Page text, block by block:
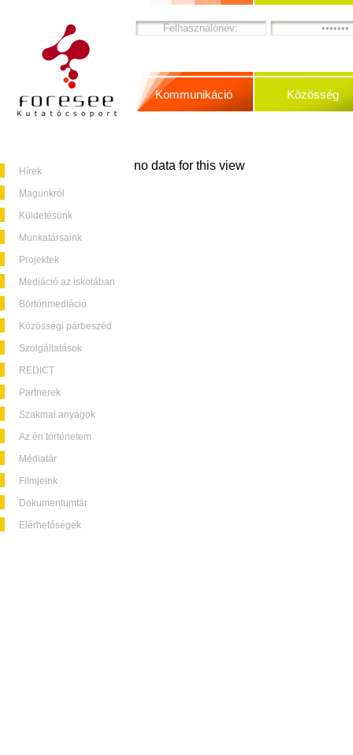
Hírek
Magunkról
Küldetésünk
Munkatársaink
Projektek
Mediáció az iskolában
Börtönmediáció
Közösségi párbeszéd
Szolgáltatások
REDICT
Partnerek
Szakmai anyagok
Az én történetem
Médiatár
Filmjeink
Dokumentumtár
Elérhetőségek
Kommunikáció Közösség
no data for this view